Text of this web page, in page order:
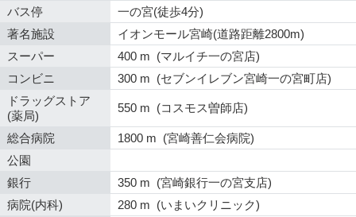
バス停
一の宮(徒歩4分)
著名施設
イオンモール宮崎(道路距離2800m)
スーパー
400 m (マルイチ一の宮店)
コンビニ
300 m (セブンイレブン宮崎一の宮町店)
ドラッグストア
(薬局)
550 m (コスモス曽師店)
総合病院
1800 m (宮崎善仁会病院)
公園
銀行
350 m (宮崎銀行一の宮支店)
病院(内科)
280 m (いまいクリニック)